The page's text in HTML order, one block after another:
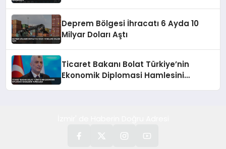
Deprem Bölgesi İhracatı 6 Ayda 10
Milyar Doları Aştı
Ticaret Bakanı Bolat Türkiye’nin
Ekonomik Diplomasi Hamlesini